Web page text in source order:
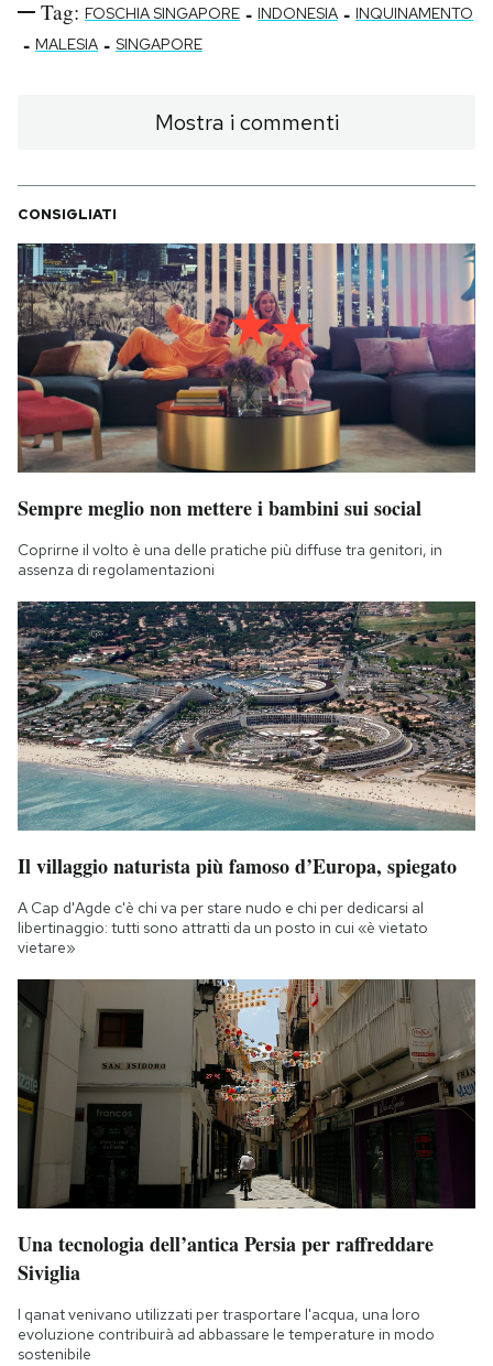
Tag: FOSCHIA SINGAPORE - INDONESIA - INQUINAMENTO
- MALESIA - SINGAPORE
Mostra i commenti
CONSIGLIATI
Sempre meglio non mettere i bambini sui social
Coprirne il volto è una delle pratiche più diffuse tra genitori, in
assenza di regolamentazioni
Il villaggio naturista più famoso d’Europa, spiegato
A Cap d'Agde c'è chi va per stare nudo e chi per dedicarsi al
libertinaggio: tutti sono attratti da un posto in cui «è vietato
vietare»
Una tecnologia dell’antica Persia per raffreddare
Siviglia
I qanat venivano utilizzati per trasportare l'acqua, una loro
evoluzione contribuirà ad abbassare le temperature in modo
sostenibile